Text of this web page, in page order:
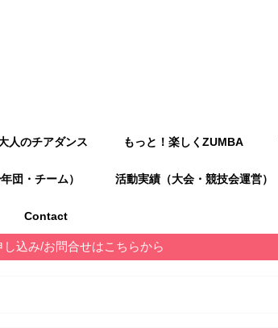
人のチアダンス もっと！楽しくZUMBA
団・チーム） 活動実績（大会・競技会運営）
Contact
し込み/お問合せはこちらから